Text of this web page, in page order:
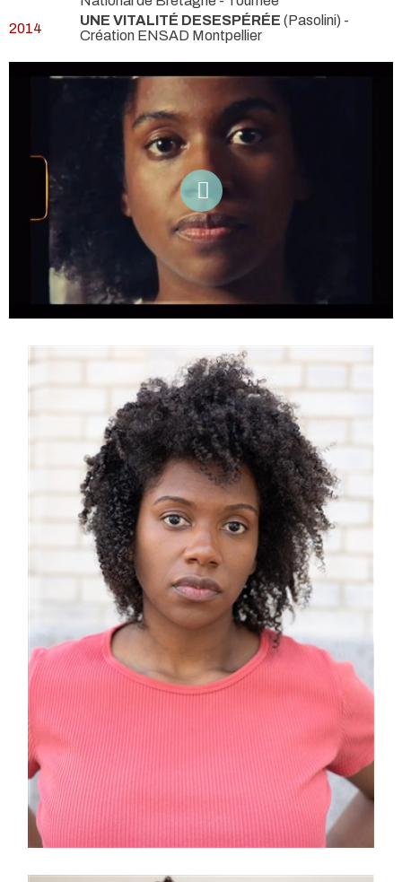
2014
UNE VITALITÉ DESESPÉRÉE (Pasolini) -
Création ENSAD Montpellier